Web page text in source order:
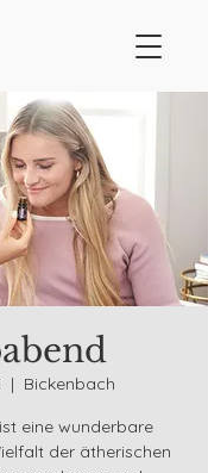
  |
Bickenbach
eine wunderbare
der ätherischen